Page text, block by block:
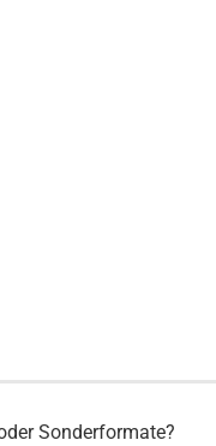
Sonderformate?